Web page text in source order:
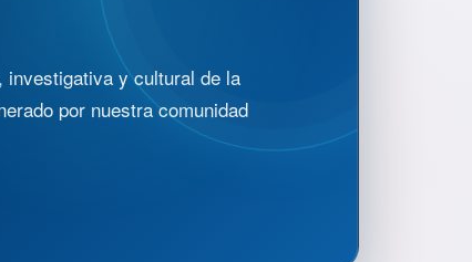
y cultural de la
por nuestra comunidad